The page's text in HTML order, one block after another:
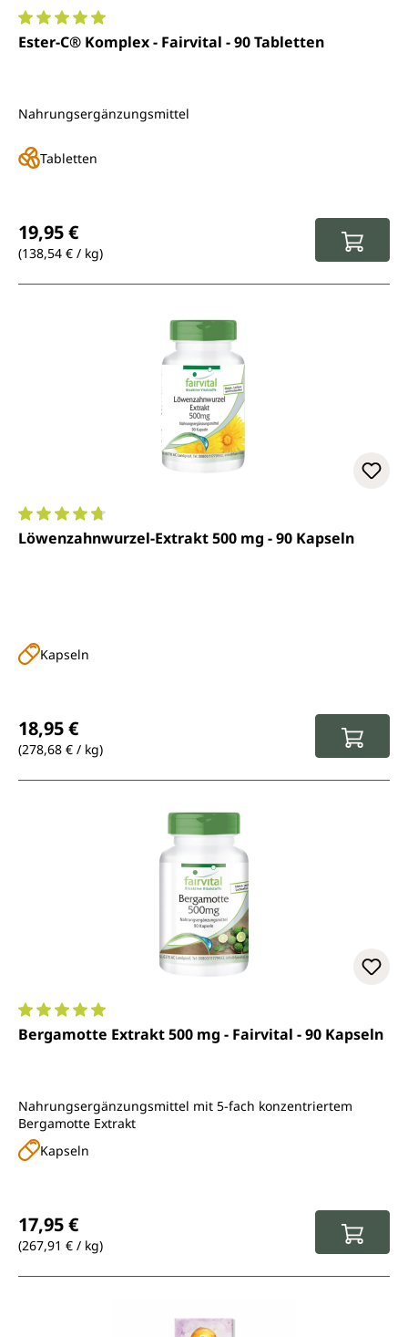
Durchschnittliche Bewertung von 5 von 5 Sternen
Ester-C® Komplex - Fairvital - 90 Tabletten
Nahrungsergänzungsmittel
Tabletten
19,95 €
(138,54 € / kg)
Durchschnittliche Bewertung von 4.8 von 5 Sternen
Löwenzahnwurzel-Extrakt 500 mg - 90 Kapseln
Kapseln
18,95 €
(278,68 € / kg)
Durchschnittliche Bewertung von 5 von 5 Sternen
Bergamotte Extrakt 500 mg - Fairvital - 90 Kapseln
Nahrungsergänzungsmittel mit 5-fach konzentriertem
Bergamotte Extrakt
Kapseln
17,95 €
(267,91 € / kg)